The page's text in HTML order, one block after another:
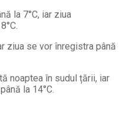
la 7°C, iar ziua
ziua se vor înregistra până
noaptea în sudul țării, iar
la 14°C.